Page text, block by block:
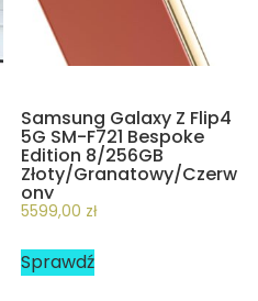
Samsung Galaxy Z Flip4
5G SM-F721 Bespoke
Edition 8/256GB
Złoty/Granatowy/Czerw
ony
5599,00 zł
Sprawdź